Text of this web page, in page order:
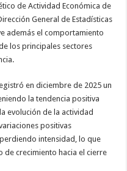
de Actividad Económica de
General de Estadísticas
además el comportamiento
los principales sectores
en diciembre de 2025 un
la tendencia positiva
evolución de la actividad
positivas
intensidad, lo que
de crecimiento hacia el cierre